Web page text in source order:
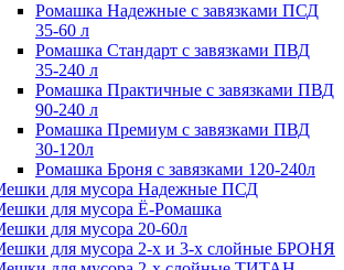
Ромашка Надежные с завязками ПСД
35-60 л
Ромашка Стандарт с завязками ПВД
35-240 л
Ромашка Практичные с завязками ПВД
90-240 л
Ромашка Премиум с завязками ПВД
30-120л
Ромашка Броня с завязками 120-240л
для мусора Надежные ПСД
для мусора Ё-Ромашка
для мусора 20-60л
для мусора 2-х и 3-х слойные БРОНЯ